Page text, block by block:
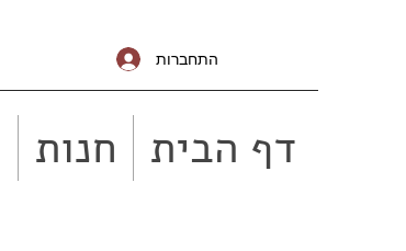
התחברות
דף הבית חנות